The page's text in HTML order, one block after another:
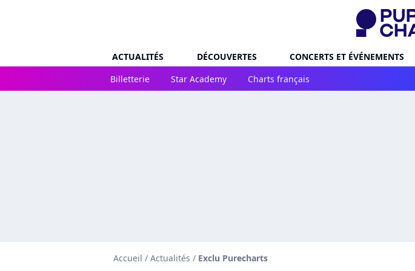
ACTUALITÉS DÉCOUVERTES CONCERTS ET ÉVÉNEMENTS
Billetterie
Star Academy Charts français
Accueil / Actualités / Exclu Purecharts